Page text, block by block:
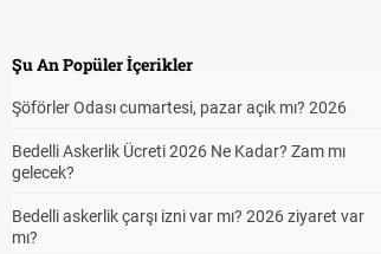
Şu An Popüler İçerikler
Şöförler Odası cumartesi, pazar açık mı? 2026
Bedelli Askerlik Ücreti 2026 Ne Kadar? Zam mı
gelecek?
Bedelli askerlik çarşı izni var mı? 2026 ziyaret var
mı?